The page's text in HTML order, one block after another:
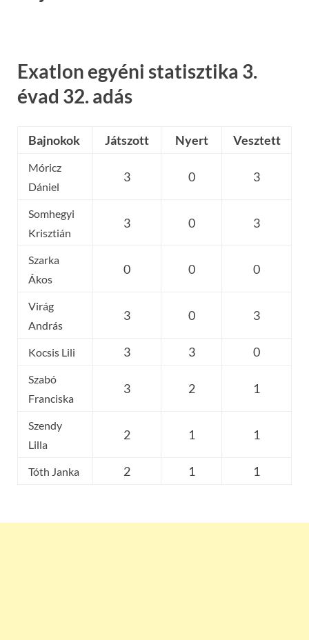
Exatlon egyéni statisztika 3.
évad 32. adás
Bajnokok Játszott Nyert Vesztett
Móricz
Dániel
3 0 3
Somhegyi
Krisztián
3 0 3
Szarka
Ákos
0 0 0
Virág
András
3 0 3
Kocsis Lili 3 3 0
Szabó
Franciska
3 2 1
Szendy
Lilla
2 1 1
Tóth Janka 2 1 1